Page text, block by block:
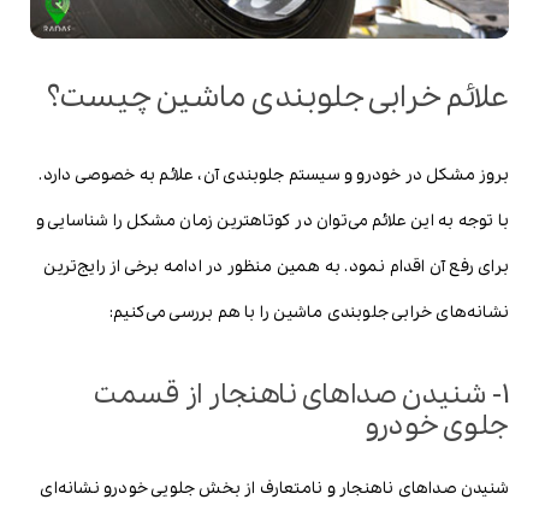
علائم خرابی جلوبندی ماشین چیست؟
بروز مشکل در خودرو و سیستم جلوبندی آن، علائم به خصوصی دارد.
با توجه به این علائم می‌توان در کوتاهترین زمان مشکل را شناسایی و
برای رفع آن اقدام نمود. به همین منظور در ادامه برخی از رایج‌ترین
نشانه‌های خرابی جلوبندی ماشین را با هم بررسی می‌کنیم:
1- شنیدن صداهای ناهنجار از قسمت
جلوی خودرو
شنیدن صداهای ناهنجار و نامتعارف از بخش جلویی خودرو نشانه‌ای